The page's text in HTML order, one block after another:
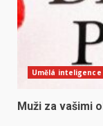
Umělá inteligence
Muži za vašimi